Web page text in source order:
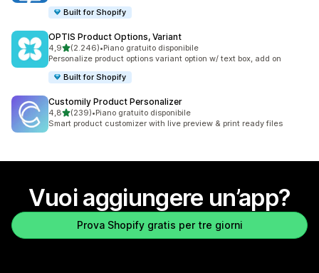
Built for Shopify
OPTIS Product Options, Variant
4,9stelle su 5
(2.246)
2246 recensioni totali
•Piano gratuito disponibile
Personalize product options variant option w/ text box, add on
Built for Shopify
Customily Product Personalizer
4,8stelle su 5
(239)
239 recensioni totali
•Piano gratuito disponibile
Smart product customizer with live preview & print ready files
Vuoi aggiungere un’app?
Prova Shopify gratis per tre giorni